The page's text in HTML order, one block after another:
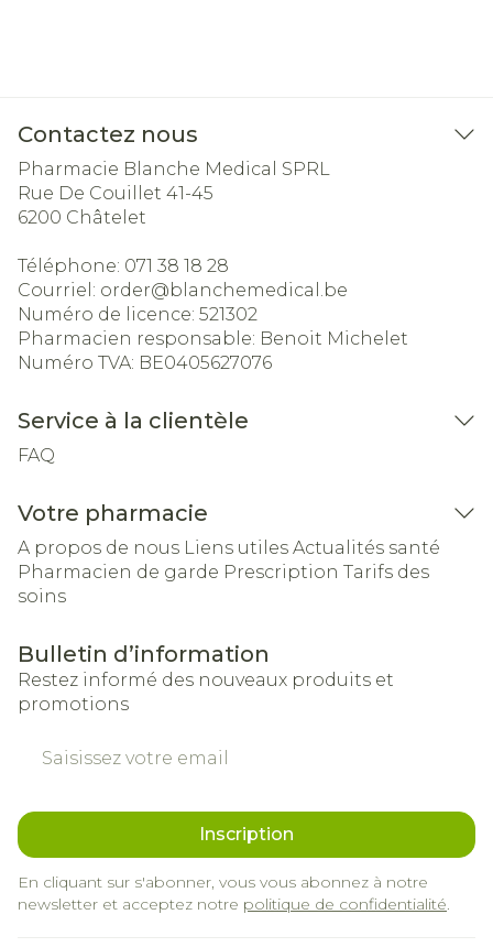
Contactez nous
Pharmacie Blanche Medical SPRL
Rue De Couillet 41-45
6200 Châtelet
Téléphone: 071 38 18 28
Courriel: order@blanchemedical.be
Numéro de licence: 521302
Pharmacien responsable: Benoit Michelet
Numéro TVA: BE0405627076
Service à la clientèle
FAQ
Votre pharmacie
A propos de nous Liens utiles Actualités santé
Pharmacien de garde Prescription Tarifs des
soins
Bulletin d’information
Restez informé des nouveaux produits et
promotions
Inscription
En cliquant sur s'abonner, vous vous abonnez à notre
newsletter et acceptez notre politique de confidentialité.